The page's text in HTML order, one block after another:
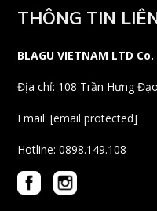
THÔNG TIN
BLAGU VIETNAM LTD Co.
Địa chỉ: 108 Trần Hưng
Email:[email protected]
Hotline: 0898.149.108